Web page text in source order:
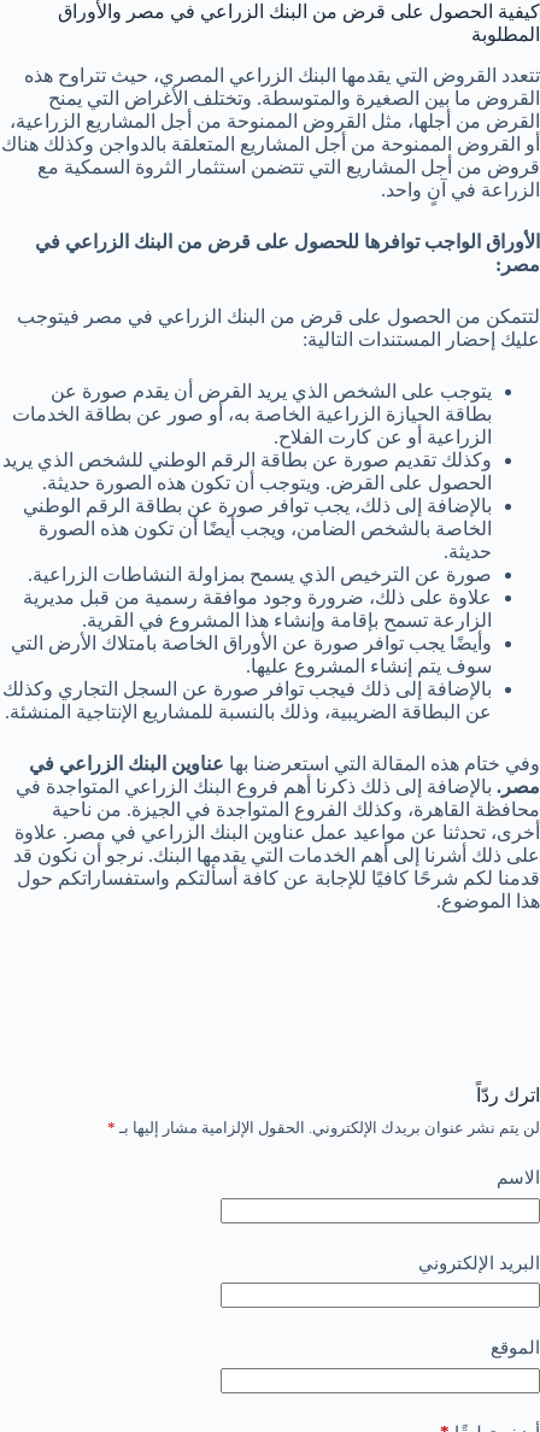
كيفية الحصول على قرض من البنك الزراعي في مصر والأوراق
المطلوبة
تتعدد القروض التي يقدمها البنك الزراعي المصري، حيث تتراوح هذه
القروض ما بين الصغيرة والمتوسطة. وتختلف الأغراض التي يمنح
القرض من أجلها، مثل القروض الممنوحة من أجل المشاريع الزراعية،
أو القروض الممنوحة من أجل المشاريع المتعلقة بالدواجن وكذلك هناك
قروض من أجل المشاريع التي تتضمن استثمار الثروة السمكية مع
الزراعة في آنٍ واحد.
الأوراق الواجب توافرها للحصول على قرض من البنك الزراعي في
مصر:
لتتمكن من الحصول على قرض من البنك الزراعي في مصر فيتوجب
عليك إحضار المستندات التالية:
يتوجب على الشخص الذي يريد القرض أن يقدم صورة عن
بطاقة الحيازة الزراعية الخاصة به، أو صور عن بطاقة الخدمات
الزراعية أو عن كارت الفلاح.
وكذلك تقديم صورة عن بطاقة الرقم الوطني للشخص الذي يريد
الحصول على القرض. ويتوجب أن تكون هذه الصورة حديثة.
بالإضافة إلى ذلك، يجب توافر صورة عن بطاقة الرقم الوطني
الخاصة بالشخص الضامن، ويجب أيضًا أن تكون هذه الصورة
حديثة.
صورة عن الترخيص الذي يسمح بمزاولة النشاطات الزراعية.
علاوة على ذلك، ضرورة وجود موافقة رسمية من قبل مديرية
الزارعة تسمح بإقامة وإنشاء هذا المشروع في القرية.
وأيضًا يجب توافر صورة عن الأوراق الخاصة بامتلاك الأرض التي
سوف يتم إنشاء المشروع عليها.
بالإضافة إلى ذلك فيجب توافر صورة عن السجل التجاري وكذلك
عن البطاقة الضريبية، وذلك بالنسبة للمشاريع الإنتاجية المنشئة.
وفي ختام هذه المقالة التي استعرضنا بها عناوين البنك الزراعي في
مصر. بالإضافة إلى ذلك ذكرنا أهم فروع البنك الزراعي المتواجدة في
محافظة القاهرة، وكذلك الفروع المتواجدة في الجيزة. من ناحية
أخرى، تحدثنا عن مواعيد عمل عناوين البنك الزراعي في مصر. علاوة
على ذلك أشرنا إلى أهم الخدمات التي يقدمها البنك. نرجو أن نكون قد
قدمنا لكم شرحًا كافيًا للإجابة عن كافة أسألتكم واستفساراتكم حول
هذا الموضوع.
اترك ردّاً
لن يتم نشر عنوان بريدك الإلكتروني. الحقول الإلزامية مشار إليها بـ *
الاسم
البريد الإلكتروني
الموقع